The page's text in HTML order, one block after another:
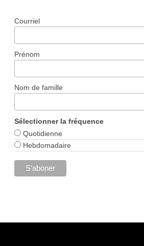
Courriel
Prénom
Nom de famille
Sélectionner la fréquence
Quotidienne
Hebdomadaire